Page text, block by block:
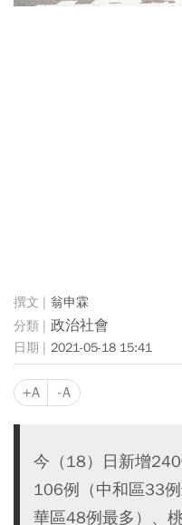
翁申霖
政治社會
2021-05-18 15:41
+A -A
今（18）日新增
106例（中和區33
華區48例最多）、